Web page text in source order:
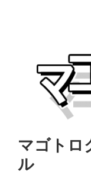
マゴトロ
ル